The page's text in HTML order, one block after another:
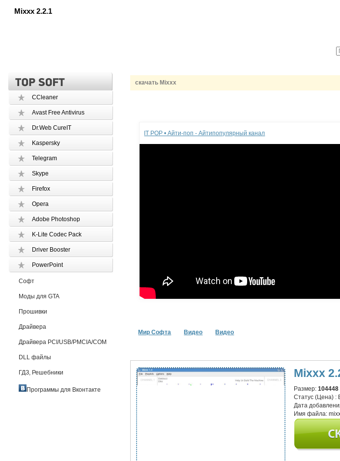
Mixxx 2.2.1
скачать Mixxx
CCleaner
Avast Free Antivirus
Dr.Web CureIT
Kaspersky
Telegram
Skype
Firefox
Opera
Adobe Photoshop
K-Lite Codec Pack
Driver Booster
PowerPoint
Софт
Моды для GTA
Прошивки
Драйвера
Драйвера PCI/USB/PMCIA/COM
DLL файлы
ГДЗ, Решебники
Программы для Вконтакте
IT POP • Айти-поп - Айтипопулярный канал
Мир Софта Видео Видео
Mixxx
Размер:104448
Статус (Цена) :
Дата
Имя файла: